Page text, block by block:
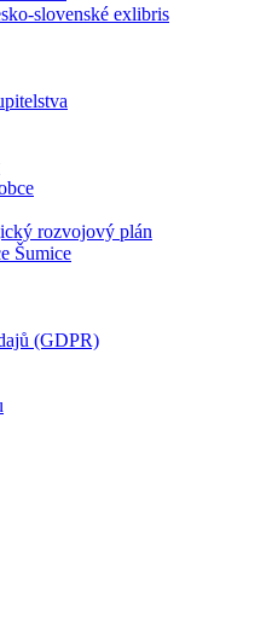
slovenské exlibris
rozvojový plán
Šumice
(GDPR)